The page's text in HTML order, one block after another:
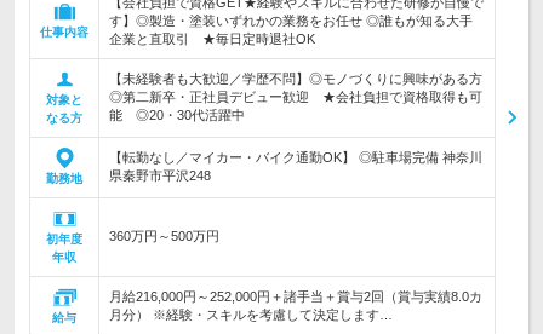
仕事内容
す】◎製造・塗装いずれかの業務をお任せ ◎誰もが知る大手
企業と直取引 ★毎日定時退社OK
対象と
なる方
【未経験者も大歓迎／学歴不問】◎モノづくりに興味がある方
◎第二新卒・正社員デビュー歓迎 ★会社負担で資格取得も可
能 ◎20・30代活躍中
勤務地
【転勤なし／マイカー・バイク通勤OK】 ◎駐車場完備 神奈川
県秦野市平沢248
初年度
年収
360万円～500万円
給与
月給216,000円～252,000円＋諸手当＋賞与2回（賞与実績8.0カ
月分） ※経験・スキルを考慮して決定します…